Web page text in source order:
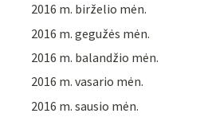
2016 m. birželio mėn.
2016 m. gegužės mėn.
2016 m. balandžio mėn.
2016 m. vasario mėn.
2016 m. sausio mėn.